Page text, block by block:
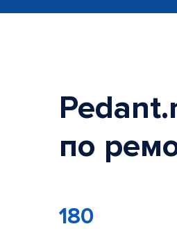
по
180